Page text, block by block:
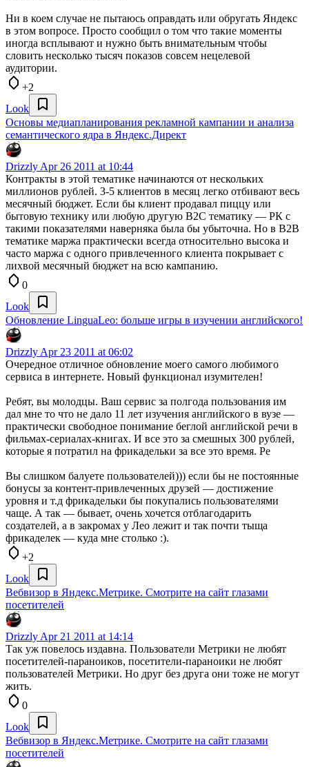
Ни в коем случае не пытаюсь оправдать или обругать Яндекс
в этом вопросе. Просто сообщил о том что такие моменты
иногда всплывают и нужно быть внимательным чтобы
словить несколько тысяч показов совсем нецелевой
аудитории.
+2
Look
Основы медиапланирования рекламной кампании и анализа
семантического ядра в Яндекс.Директ
Drizzly Apr 26 2011 at 10:44
Контракты в этой тематике начинаются от нескольких
миллионов рублей. 3-5 клиентов в месяц легко отбивают весь
месячный бюджет. Если бы клиент продавал пиццу или
бытовую технику или любую другую B2C тематику — РК с
такими показателями наверняка была бы убыточна. Но в B2B
тематике маржа практически всегда относительно высока и
часто маржа с одного привлеченного клиента покрывает с
лихвой месячный бюджет на всю кампанию.
0
Look
Обновление LinguaLeo: больше игры в изучении английского!
Drizzly Apr 23 2011 at 06:02
Очередное отличное обновление моего самого любимого
сервиса в интернете. Новый функционал изумителен!
Ребят, вы молодцы. Ваш сервис за полгода пользования им
дал мне то что не дало 11 лет изучения английского в вузе —
практически свободное понимание беглой английской речи в
фильмах-сериалах-книгах. И все это за смешных 300 рублей,
которые я потратил на фрикадельки за все это время. Ре
Вы слишком балуете пользователей))) если бы не постоянные
бонусы за контент-привлеченных друзей — достижение
уровня и т.д фрикадельки бы покупались пользователями
чаще. А так — бывает, очень хочется отблагодарить
создателей, а в закромах у Лео лежит и так почти тыща
фрикаделек — куда мне столько :).
+2
Look
Вебвизор в Яндекс.Метрике. Смотрите на сайт глазами
посетителей
Drizzly Apr 21 2011 at 14:14
Так уж повелось издавна. Пользователи Метрики не любят
посетителей-параноиков, посетители-параноики не любят
пользователей Метрики. Но друг без друга они тоже не могут
жить.
0
Look
Вебвизор в Яндекс.Метрике. Смотрите на сайт глазами
посетителей